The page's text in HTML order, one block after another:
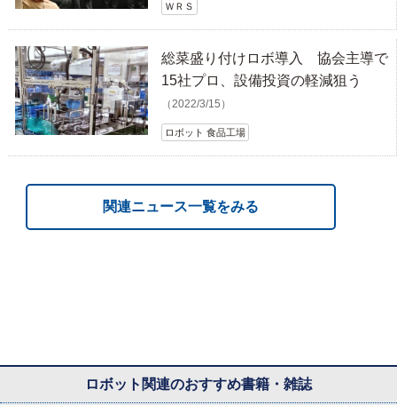
ＷＲＳ
総菜盛り付けロボ導入 協会主導で
15社プロ、設備投資の軽減狙う
（2022/3/15）
ロボット 食品工場
関連ニュース一覧をみる
ロボット関連のおすすめ書籍・雑誌